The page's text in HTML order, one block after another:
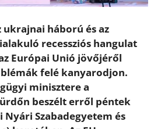
ukrajnai háború és az
recessziós hangulat
Európai Unió jövőjéről
felé kanyarodjon.
minisztere a
beszélt erről péntek
Szabadegyetem és